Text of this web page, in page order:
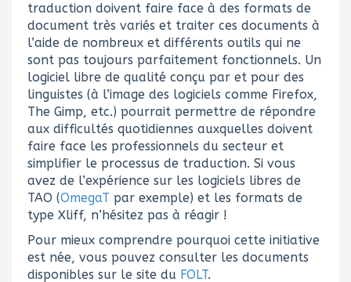
traduction doivent faire face à des formats de
document très variés et traiter ces documents à
l’aide de nombreux et différents outils qui ne
sont pas toujours parfaitement fonctionnels. Un
logiciel libre de qualité conçu par et pour des
linguistes (à l’image des logiciels comme Firefox,
The Gimp, etc.) pourrait permettre de répondre
aux difficultés quotidiennes auxquelles doivent
faire face les professionnels du secteur et
simplifier le processus de traduction. Si vous
avez de l’expérience sur les logiciels libres de
TAO (OmegaT par exemple) et les formats de
type Xliff, n’hésitez pas à réagir !
Pour mieux comprendre pourquoi cette initiative
est née, vous pouvez consulter les documents
disponibles sur le site du FOLT.